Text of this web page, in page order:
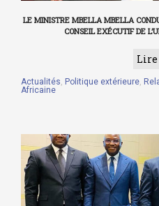
LE MINISTRE MBELLA MBELLA
CONSEIL EXÉCUTIF DE
Lire
Actualités, Politique extérieure,
Africaine